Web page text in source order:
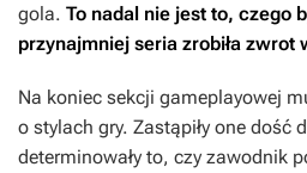
gola. To nadal nie jest to, czego
przynajmniej seria zrobiła zwrot
Na koniec sekcji gameplayowej
o stylach gry. Zastąpiły one dość
determinowały to, czy zawodnik